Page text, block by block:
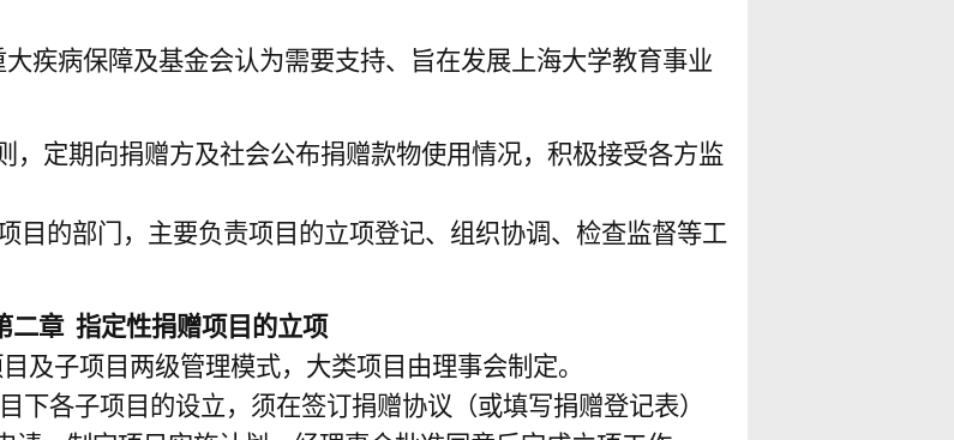
疾病保障及基金会认为需要支持、旨在发展上海大学教育事业
，定期向捐赠方及社会公布捐赠款物使用情况，积极接受各方监
目的部门，主要负责项目的立项登记、组织协调、检查监督等工
二章 指定性捐赠项目的立项
及子项目两级管理模式，大类项目由理事会制定。
下各子项目的设立，须在签订捐赠协议（或填写捐赠登记表）